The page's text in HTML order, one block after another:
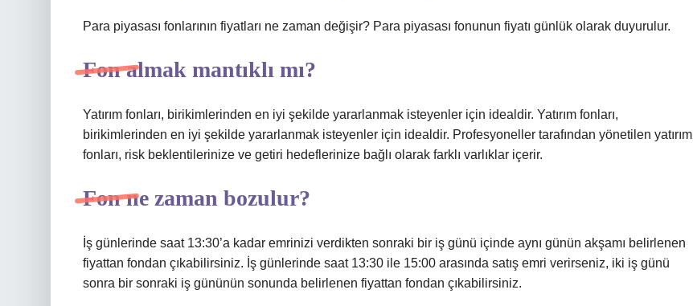
Para piyasası fonlarının fiyatları ne zaman değişir? Para piyasası fonunun fiyatı günlük olarak duyurulur.
Fon almak mantıklı mı?
Yatırım fonları, birikimlerinden en iyi şekilde yararlanmak isteyenler için idealdir. Yatırım fonları,
birikimlerinden en iyi şekilde yararlanmak isteyenler için idealdir. Profesyoneller tarafından yönetilen yatırım
fonları, risk beklentilerinize ve getiri hedeflerinize bağlı olarak farklı varlıklar içerir.
Fon ne zaman bozulur?
İş günlerinde saat 13:30’a kadar emrinizi verdikten sonraki bir iş günü içinde aynı günün akşamı belirlenen
fiyattan fondan çıkabilirsiniz. İş günlerinde saat 13:30 ile 15:00 arasında satış emri verirseniz, iki iş günü
sonra bir sonraki iş gününün sonunda belirlenen fiyattan fondan çıkabilirsiniz.